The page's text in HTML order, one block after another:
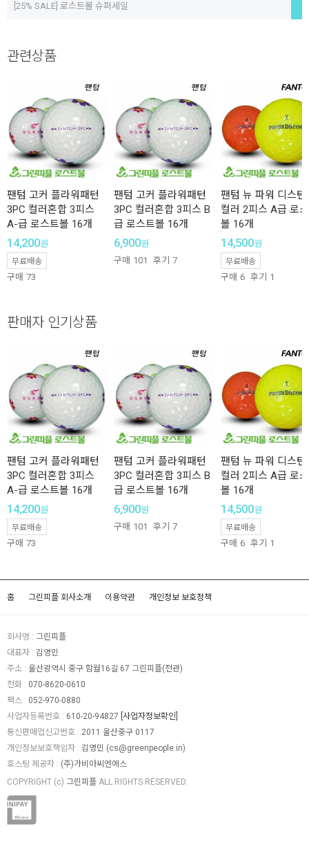
[25% SALE] 로스트볼 슈퍼세일
관련상품
팬텀 고커 플라워패턴
3PC 컬러혼합 3피스
A-급 로스트볼 16개
14,200원
무료배송
구매 73
팬텀 고커 플라워패턴
3PC 컬러혼합 3피스 B
급 로스트볼 16개
6,900원
구매 101 후기 7
팬텀 뉴 파워 디스턴
컬러 2피스 A급 로
볼 16개
14,500원
무료배송
구매 6 후기 1
판매자 인기상품
팬텀 고커 플라워패턴
3PC 컬러혼합 3피스
A-급 로스트볼 16개
14,200원
무료배송
구매 73
팬텀 고커 플라워패턴
3PC 컬러혼합 3피스 B
급 로스트볼 16개
6,900원
구매 101 후기 7
팬텀 뉴 파워 디스턴
컬러 2피스 A급 로
볼 16개
14,500원
무료배송
구매 6 후기 1
홈 그린피플 회사소개 이용약관 개인정보 보호정책
회사명 : 그린피플
대표자 : 김영민
주소 : 울산광역시 중구 함월16길 67 그린피플(전관)
전화 : 070-8620-0610
팩스 : 052-970-0880
사업자등록번호 : 610-20-94827 [사업자정보확인]
통신판매업신고번호 : 2011 울산중구 0117
개인정보보호책임자 : 김영민 (cs@greenpeople.in)
호스팅 제공자 : (주)가비아씨엔에스
COPYRIGHT (c) 그린피플 ALL RIGHTS RESERVED.